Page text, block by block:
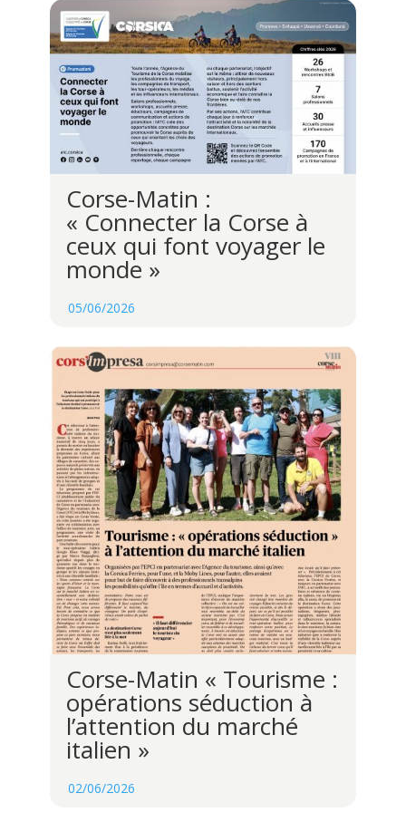
Corse-Matin :
« Connecter la Corse à
ceux qui font voyager le
monde »
05/06/2026
Corse-Matin « Tourisme :
opérations séduction à
l’attention du marché
italien »
02/06/2026